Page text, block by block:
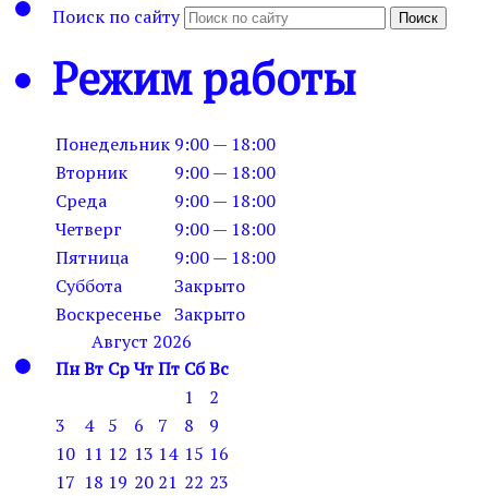
Поиск по сайту Поиск
Режим работы
Понедельник 9:00 — 18:00
Вторник
9:00 — 18:00
Среда
9:00 — 18:00
Четверг
9:00 — 18:00
Пятница
9:00 — 18:00
Суббота
Закрыто
Воскресенье Закрыто
Август 2026
ПнВт СрЧтПт СбВс
1
2
3
4 5 6 7 8
9
10 11 12 13 14 15 16
17 18 19 20 21 22 23